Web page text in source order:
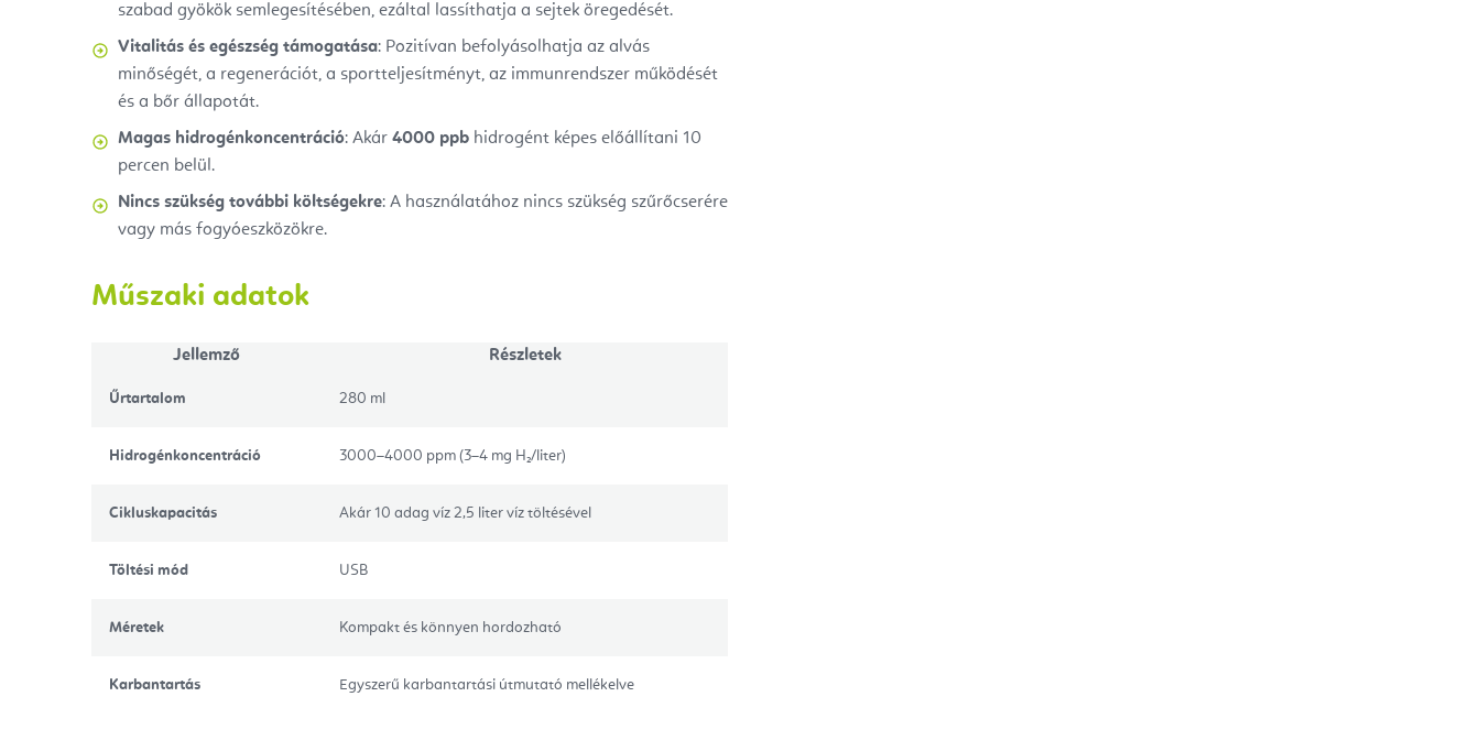
szabad gyökök semlegesítésében, ezáltal lassíthatja a sejtek öregedését.
Vitalitás és egészség támogatása: Pozitívan befolyásolhatja az alvás
minőségét, a regenerációt, a sportteljesítményt, az immunrendszer működését
és a bőr állapotát.
Magas hidrogénkoncentráció: Akár 4000 ppb hidrogént képes előállítani 10
percen belül.
Nincs szükség további költségekre: A használatához nincs szükség szűrőcserére
vagy más fogyóeszközökre.
Műszaki adatok
Jellemző Részletek
Űrtartalom 280 ml
Hidrogénkoncentráció 3000–4000 ppm (3–4 mg H₂/liter)
Cikluskapacitás Akár 10 adag víz 2,5 liter víz töltésével
Töltési mód USB
Méretek Kompakt és könnyen hordozható
Karbantartás Egyszerű karbantartási útmutató mellékelve